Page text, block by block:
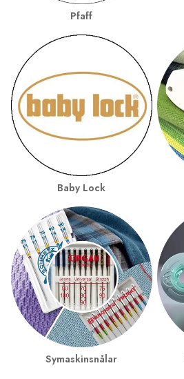
Pfaff
Baby Lock
Symaskinsnålar